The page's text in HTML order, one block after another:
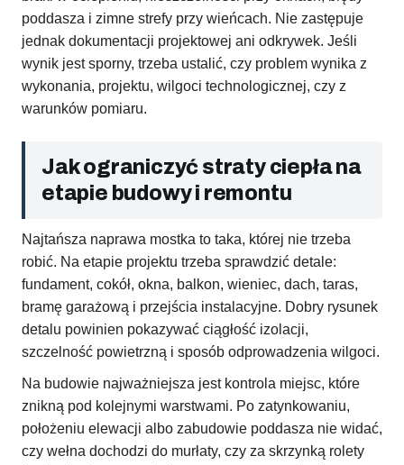
poddasza i zimne strefy przy wieńcach. Nie zastępuje
jednak dokumentacji projektowej ani odkrywek. Jeśli
wynik jest sporny, trzeba ustalić, czy problem wynika z
wykonania, projektu, wilgoci technologicznej, czy z
warunków pomiaru.
Jak ograniczyć straty ciepła na
etapie budowy i remontu
Najtańsza naprawa mostka to taka, której nie trzeba
robić. Na etapie projektu trzeba sprawdzić detale:
fundament, cokół, okna, balkon, wieniec, dach, taras,
bramę garażową i przejścia instalacyjne. Dobry rysunek
detalu powinien pokazywać ciągłość izolacji,
szczelność powietrzną i sposób odprowadzenia wilgoci.
Na budowie najważniejsza jest kontrola miejsc, które
znikną pod kolejnymi warstwami. Po zatynkowaniu,
położeniu elewacji albo zabudowie poddasza nie widać,
czy wełna dochodzi do murłaty, czy za skrzynką rolety